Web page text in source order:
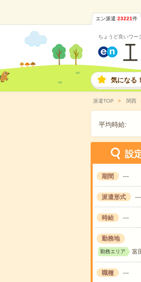
エン派遣 23221件
ちょうど良いワー
気になる
派遣TOP 関西
平均時給:
設
期間 ---
派遣形式 ---
時給 ---
勤務地
勤務エリア 富
職種 ---